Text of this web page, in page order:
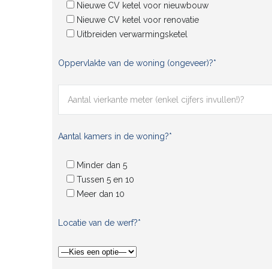
Nieuwe CV ketel voor nieuwbouw
Nieuwe CV ketel voor renovatie
Uitbreiden verwarmingsketel
Oppervlakte van de woning (ongeveer)?*
Aantal kamers in de woning?*
Minder dan 5
Tussen 5 en 10
Meer dan 10
Locatie van de werf?*